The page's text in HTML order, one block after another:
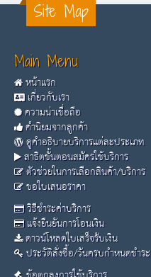
Site Map
Main Menu
หน้าแรก
เกี่ยวกับเรา
ความน่าเชื่อถือ
คำนิยมจากลูกค้า
ดูคำอธิบายบริการแต่ละประเภท
สาธิตขั้นตอนสมัครใช้บริการ
ตัวช่วยในการเลือกสินค้า/บริการ
ขอใบเสนอราคา
วิธีชำระค่าบริการ
แจ้งยืนยันการโอนเงิน
ดาวน์โหลดใบเสร็จรับเงิน
ประวัติสั่งซื้อ/วันครบกำหนดชำระ